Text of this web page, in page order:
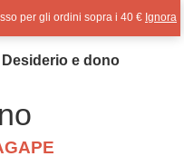
per gli ordini sopra i 40 € Ignora
Desiderio e dono